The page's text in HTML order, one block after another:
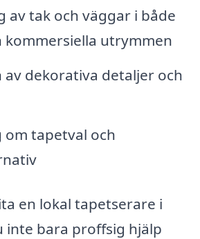
av tak och väggar i både
kommersiella utrymmen
dekorativa detaljer och
om tapetval och
en lokal tapetserare i
inte bara proffsig hjälp